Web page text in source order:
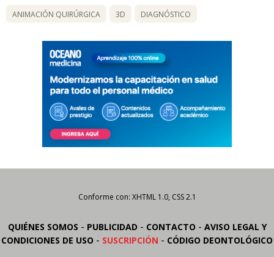
ANIMACIÓN QUIRÚRGICA 3D DIAGNÓSTICO
Conforme con: XHTML 1.0, CSS 2.1
QUIÉNES SOMOS - PUBLICIDAD - CONTACTO - AVISO LEGAL Y
CONDICIONES DE USO - SUSCRIPCIÓN - CÓDIGO DEONTOLÓGICO